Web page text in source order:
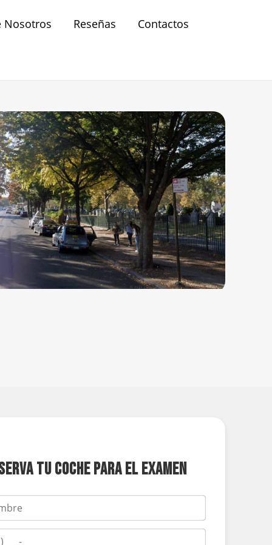
Nosotros Reseñas
Contactos
TU COCHE PARA EL EXAMEN